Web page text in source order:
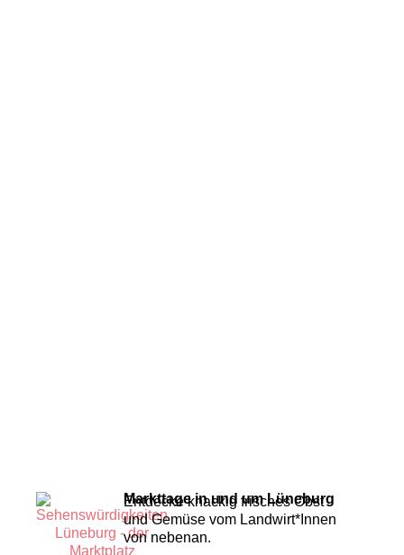
Markttage in und um Lüneburg
Entdecke knackig frisches Obst
und Gemüse vom Landwirt*Innen
von nebenan.